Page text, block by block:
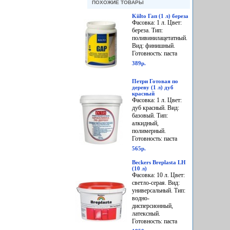
ПОХОЖИЕ ТОВАРЫ
Kiilto Гап (1 л) береза
Фасовка: 1 л. Цвет:
береза. Тип:
поливинилацетатный.
Вид: финишный.
Готовность: паста
389р.
Петри Готовая по
дереву (1 л) дуб
красный
Фасовка: 1 л. Цвет:
дуб красный. Вид:
базовый. Тип:
алкидный,
полимерный.
Готовность: паста
565р.
Beckers Breplasta LH
(10 л)
Фасовка: 10 л. Цвет:
светло-серая. Вид:
универсальный. Тип:
водно-
дисперсионный,
латексный.
Готовность: паста